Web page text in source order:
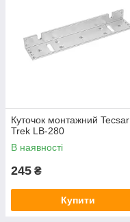
Куточок монтажний Tecsar
Trek LB-280
В наявності
245 ₴
Купити